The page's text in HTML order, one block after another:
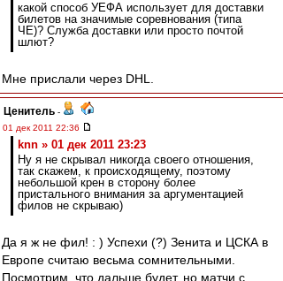
какой способ УЕФА использует для доставки
билетов на значимые соревнования (типа
ЧЕ)? Служба доставки или просто почтой
шлют?
Мне прислали через DHL.
Ценитель -
01 дек 2011 22:36
knn » 01 дек 2011 23:23
Ну я не скрывал никогда своего отношения,
так скажем, к происходящему, поэтому
небольшой крен в сторону более
пристального внимания за аргументацией
филов не скрываю)
Да я ж не фил! : ) Успехи (?) Зенита и ЦСКА в
Европе считаю весьма сомнительными.
Посмотрим, что дальше будет, но матчи с